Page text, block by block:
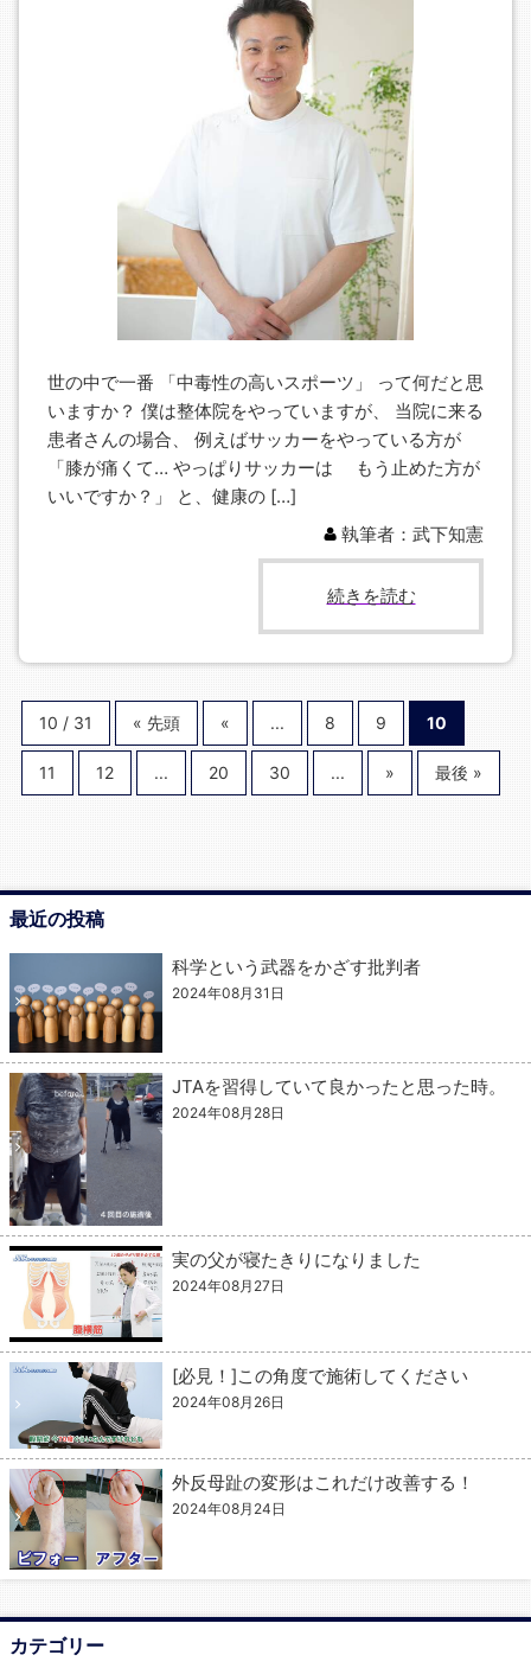
世の中で一番 「中毒性の高いスポーツ」 って何だと思
いますか？ 僕は整体院をやっていますが、 当院に来る
患者さんの場合、 例えばサッカーをやっている方が
「膝が痛くて… やっぱりサッカーは もう止めた方が
いいですか？」 と、健康の […]
執筆者：武下知憲
続きを読む
10 / 31 « 先頭 « ... 8 9 10
11 12 ... 20 30 ... » 最後 »
最近の投稿
科学という武器をかざす批判者
2024年08月31日
JTAを習得していて良かったと思った時。
2024年08月28日
実の父が寝たきりになりました
2024年08月27日
[必見！]この角度で施術してください
2024年08月26日
外反母趾の変形はこれだけ改善する！
2024年08月24日
カテゴリー